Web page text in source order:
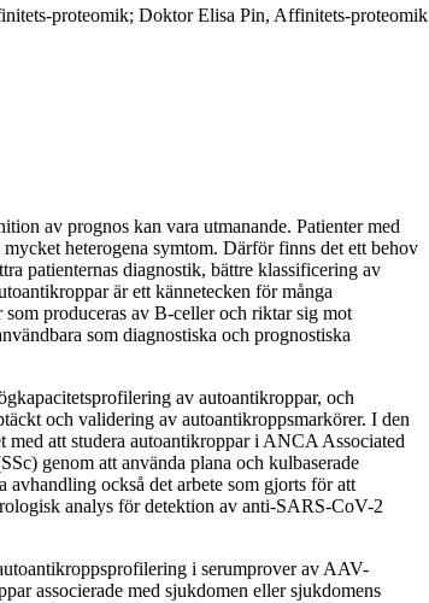
proteomik; Doktor Elisa Pin, Affinitets-proteomik
av prognos kan vara utmanande. Patienter med
heterogena symtom. Därför finns det ett behov
patienternas diagnostik, bättre klassificering av
är ett kännetecken för många
produceras av B-celler och riktar sig mot
som diagnostiska och prognostiska
av autoantikroppar, och
och validering av autoantikroppsmarkörer. I den
med att studera autoantikroppar i ANCA Associated
genom att använda plana och kulbaserade
avhandling också det arbete som gjorts för att
analys för detektion av anti-SARS-CoV-2
i serumprover av AAV-
associerade med sjukdomen eller sjukdomens